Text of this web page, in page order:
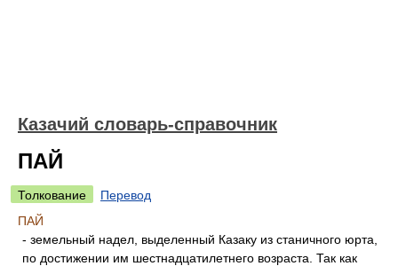
Казачий словарь-справочник
ПАЙ
Толкование
Перевод
ПАЙ
- земельный надел, выделенный Казаку из станичного юрта,
по достижении им шестнадцатилетнего возраста. Так как